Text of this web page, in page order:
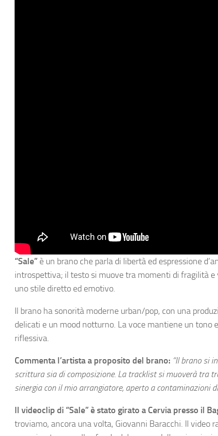
“Sale” è un brano che parla di libertà ed espressione
introspettiva; il testo si muove tra momenti di fragilità
uno stile diretto ed emotivo.
Il brano ha sonorità moderne urban/pop, con una
delicati e un mood notturno. La voce mantiene un tono
riflessiva.
Commenta l’artista a proposito del brano: “Il brano si
scrittura sia di composizione. La tracklist si muoverà tra
sinergia con il mio arrangiatore, aperto a contaminazioni
Il videoclip di “Sale” è stato girato a Cervia presso il
troviamo, ancora una volta, Giovanni Baracchi. Il video